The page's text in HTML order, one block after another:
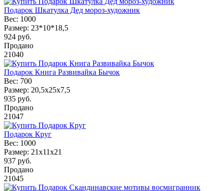
Подарок Шкатулка Дед мороз-художник
Вес: 1000
Размер: 23*10*18,5
924 руб.
Продано
21040
Подарок Книга Развивайка Бычок
Вес: 700
Размер: 20,5х25х7,5
935 руб.
Продано
21047
Подарок Круг
Вес: 1000
Размер: 21х11х21
937 руб.
Продано
21045